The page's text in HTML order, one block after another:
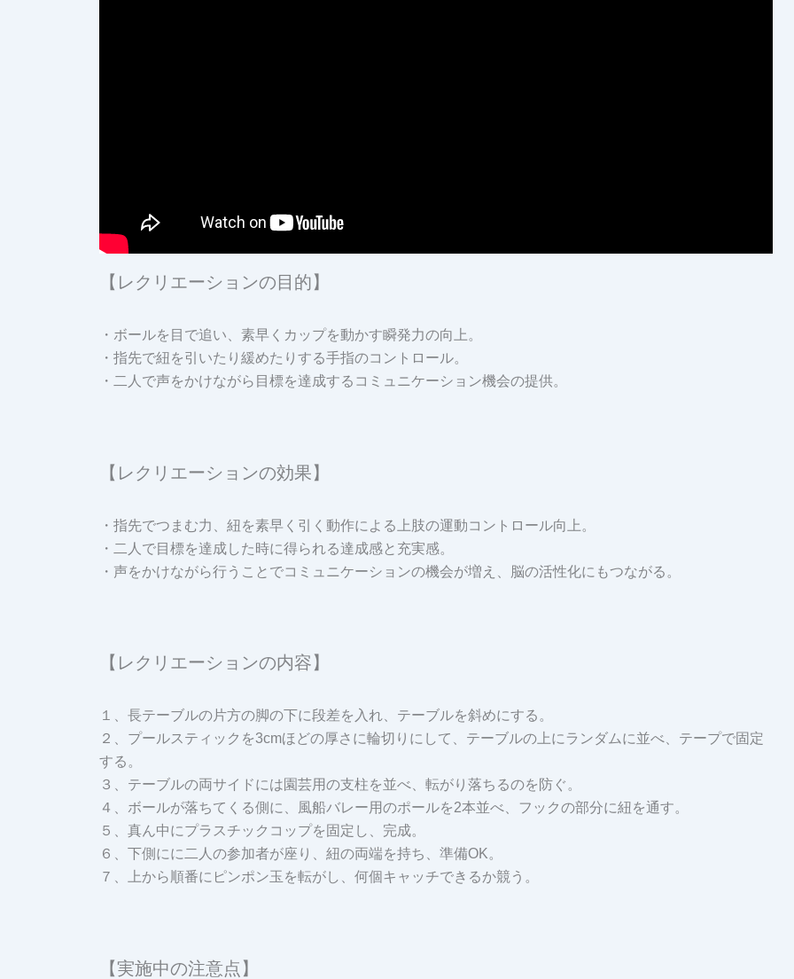
【レクリエーションの目的】
・ボールを目で追い、素早くカップを動かす瞬発力の向上。
・指先で紐を引いたり緩めたりする手指のコントロール。
・二人で声をかけながら目標を達成するコミュニケーション機会の提供。
【レクリエーションの効果】
・指先でつまむ力、紐を素早く引く動作による上肢の運動コントロール向上。
・二人で目標を達成した時に得られる達成感と充実感。
・声をかけながら行うことでコミュニケーションの機会が増え、脳の活性化にもつながる。
【レクリエーションの内容】
１、長テーブルの片方の脚の下に段差を入れ、テーブルを斜めにする。
２、プールスティックを3cmほどの厚さに輪切りにして、テーブルの上にランダムに並べ、テープで固定
する。
３、テーブルの両サイドには園芸用の支柱を並べ、転がり落ちるのを防ぐ。
４、ボールが落ちてくる側に、風船バレー用のポールを2本並べ、フックの部分に紐を通す。
５、真ん中にプラスチックコップを固定し、完成。
６、下側にに二人の参加者が座り、紐の両端を持ち、準備OK。
７、上から順番にピンポン玉を転がし、何個キャッチできるか競う。
【実施中の注意点】